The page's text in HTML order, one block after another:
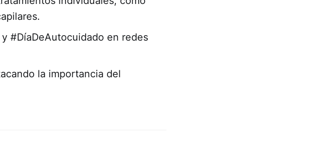
#DíaDeAutocuidado en redes
la importancia del